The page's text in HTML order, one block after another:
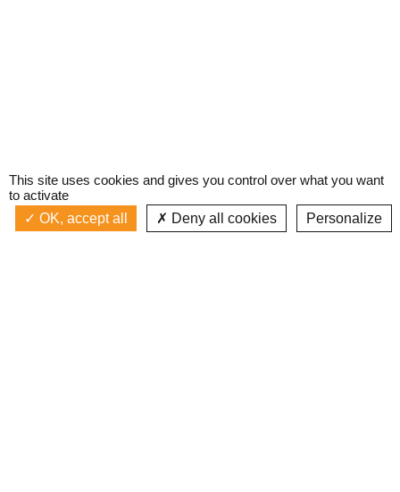
Émission à l'antenne
Actualités La radio
This site uses cookies and gives you control over what you want
to activate
OK, accept all
Deny all cookies
Personalize